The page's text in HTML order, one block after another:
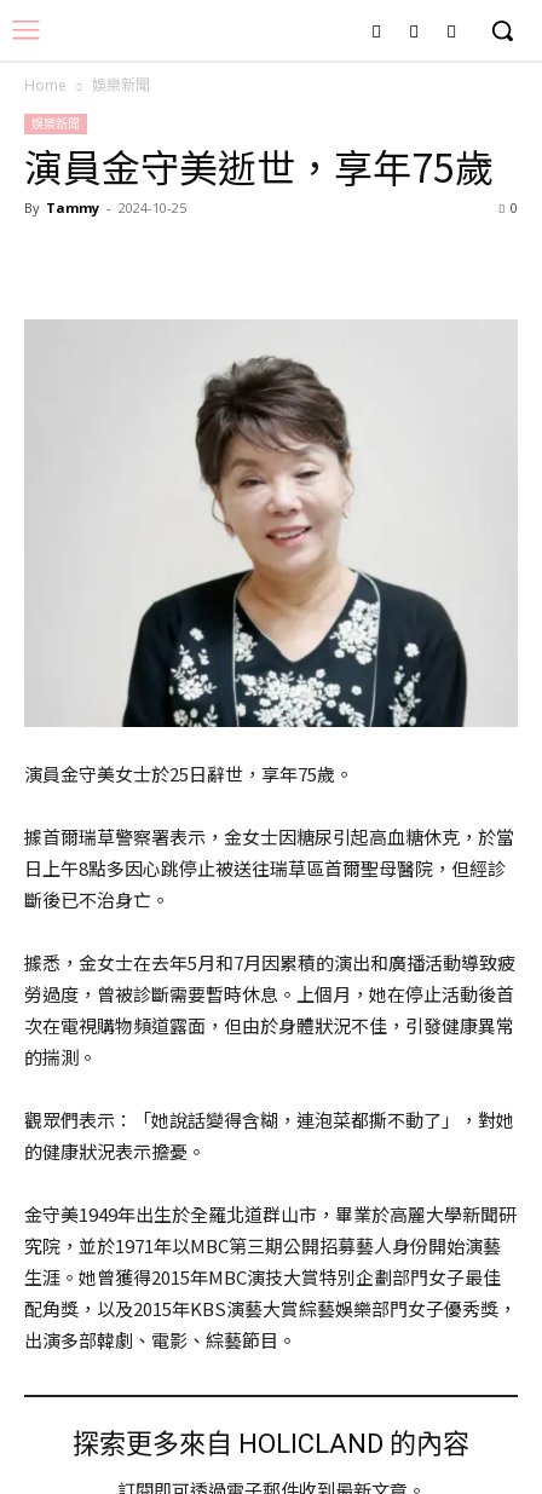
Home 娛樂新聞
娛樂新聞
演員金守美逝世，享年75歲
By Tammy - 2024-10-25 0
演員金守美女士於25日辭世，享年75歲。
據首爾瑞草警察署表示，金女士因糖尿引起高血糖休克，於當
日上午8點多因心跳停止被送往瑞草區首爾聖母醫院，但經診
斷後已不治身亡。
據悉，金女士在去年5月和7月因累積的演出和廣播活動導致疲
勞過度，曾被診斷需要暫時休息。上個月，她在停止活動後首
次在電視購物頻道露面，但由於身體狀況不佳，引發健康異常
的揣測。
觀眾們表示：「她說話變得含糊，連泡菜都撕不動了」，對她
的健康狀況表示擔憂。
金守美1949年出生於全羅北道群山市，畢業於高麗大學新聞研
究院，並於1971年以MBC第三期公開招募藝人身份開始演藝
生涯。她曾獲得2015年MBC演技大賞特別企劃部門女子最佳
配角獎，以及2015年KBS演藝大賞綜藝娛樂部門女子優秀獎，
出演多部韓劇、電影、綜藝節目。
探索更多來自 HOLICLAND 的內容